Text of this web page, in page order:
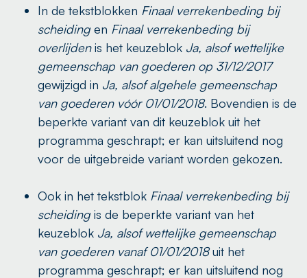
In de tekstblokken Finaal verrekenbeding bij
scheidingen Finaal verrekenbeding bij
overlijdenis het keuzeblok Ja, alsof wettelijke
gemeenschap van goederen op 31/12/2017
gewijzigd in Ja, alsof algehele gemeenschap
van goederen vóór 01/01/2018. Bovendien is de
beperkte variant van dit keuzeblok uit het
programma geschrapt; er kan uitsluitend nog
voor de uitgebreide variant worden gekozen.
Ook in het tekstblok Finaal verrekenbeding bij
scheidingis de beperkte variant van het
keuzeblok Ja, alsof wettelijke gemeenschap
van goederen vanaf 01/01/2018uit het
programma geschrapt; er kan uitsluitend nog